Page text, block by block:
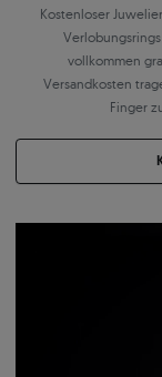
Kostenloser
vollkommen
Versandkosten
Finger